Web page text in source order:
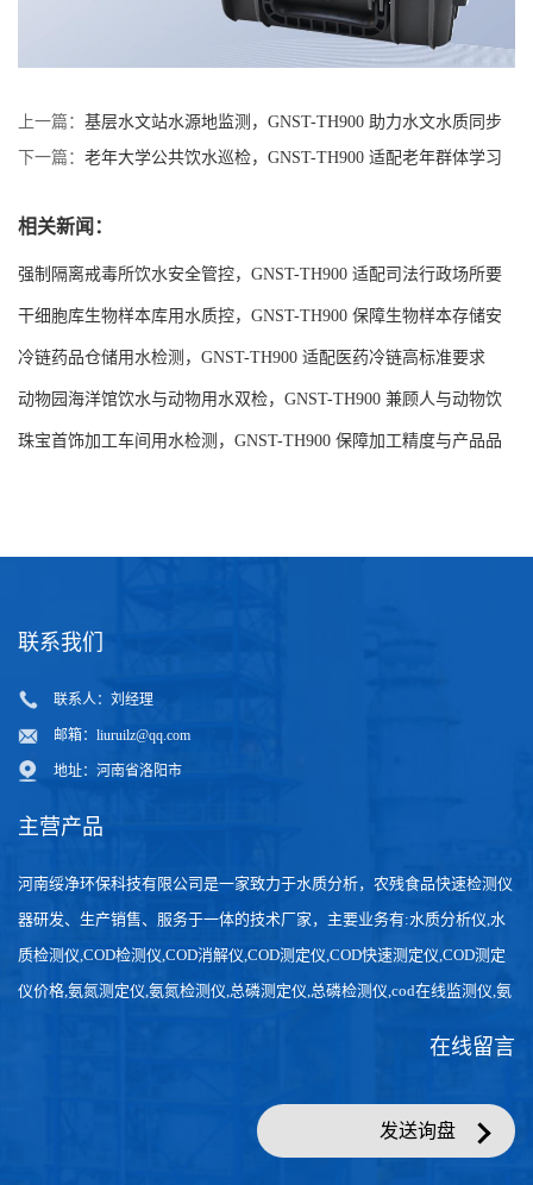
上一篇： 基层水文站水源地监测，GNST-TH900 助力水文水质同步
巡检
下一篇： 老年大学公共饮水巡检，GNST-TH900 适配老年群体学习
相关新闻：
强制隔离戒毒所饮水安全管控，GNST-TH900 适配司法行政场所要
求
干细胞库生物样本库用水质控，GNST-TH900 保障生物样本存储安
全
冷链药品仓储用水检测，GNST-TH900 适配医药冷链高标准要求
动物园海洋馆饮水与动物用水双检，GNST-TH900 兼顾人与动物饮
水安全
珠宝首饰加工车间用水检测，GNST-TH900 保障加工精度与产品品
联系我们
联系人：刘经理
邮箱： liuruilz@qq.com
地址：河南省洛阳市
主营产品
河南绥净环保科技有限公司是一家致力于水质分析，农残食品快速检测仪
器研发、生产销售、服务于一体的技术厂家，主要业务有:水质分析仪,水
质检测仪,COD检测仪,COD消解仪,COD测定仪,COD快速测定仪,COD测定
仪价格,氨氮测定仪,氨氮检测仪,总磷测定仪,总磷检测仪,cod在线监测仪,氨
在线留言
发送询盘